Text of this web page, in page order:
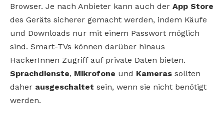
Browser. Je nach Anbieter kann auch der App Store
des Geräts sicherer gemacht werden, indem Käufe
und Downloads nur mit einem Passwort möglich
sind. Smart-TVs können darüber hinaus
HackerInnen Zugriff auf private Daten bieten.
Sprachdienste, Mikrofone und Kameras sollten
daher ausgeschaltet sein, wenn sie nicht benötigt
werden.